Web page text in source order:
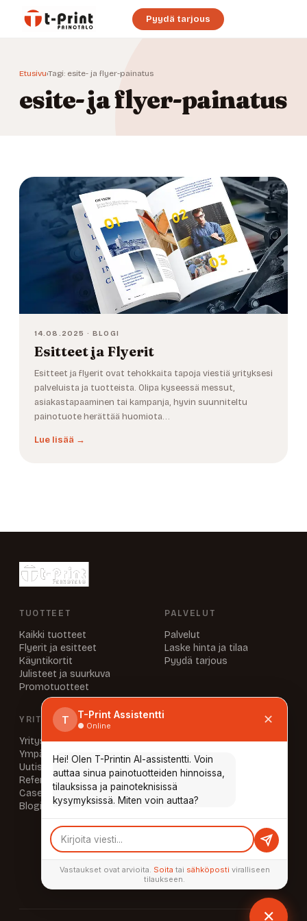
Pyydä tarjous
Etusivu›Tagi: esite- ja flyer-painatus
esite- ja flyer-painatus
14.08.2025 · BLOGI
Esitteet ja Flyerit
Esitteet ja flyerit ovat tehokkaita tapoja viestiä yrityksesi
palveluista ja tuotteista. Olipa kyseessä messut,
asiakastapaaminen tai kampanja, hyvin suunniteltu
painotuote herättää huomiota…
Lue lisää →
TUOTTEET
Kaikki tuotteet
Flyerit ja esitteet
Käyntikortit
Julisteet ja suurkuva
Promotuotteet
PALVELUT
Palvelut
Laske hinta ja tilaa
Pyydä tarjous
YRITYS
Yritys
Ympäristö
Uutiset
Referenssit
Caset
Blogi
INFO & YHTEYSTIEDOT
UKK
Aineisto-ohjeet
Laskutustiedot
Yhteystiedot
Tietosuoja
Pe 8.00–15.00
tai sopimuksen mukaan
✕
T T-Print Assistentti
● Online ✕
Hei! Olen T-Printin AI-assistentti. Voin
auttaa sinua painotuotteiden hinnoissa,
tilauksissa ja painoteknisissä
kysymyksissä. Miten voin auttaa?
Vastaukset ovat arvioita. Soita tai sähköposti viralliseen
tilaukseen.